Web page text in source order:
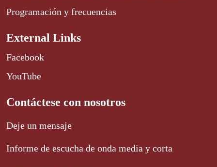
Programación y frecuencias
External Links
Facebook
YouTube
Contáctese con nosotros
Deje un mensaje
Informe de escucha de onda media y corta